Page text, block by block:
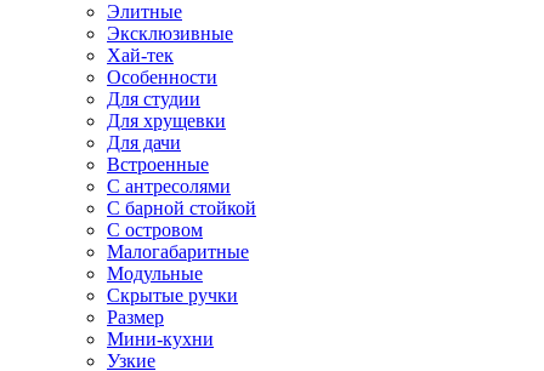
Элитные
Эксклюзивные
Хай-тек
Особенности
Для студии
Для хрущевки
Для дачи
Встроенные
С антресолями
С барной стойкой
С островом
Малогабаритные
Модульные
Скрытые ручки
Размер
Мини-кухни
Узкие